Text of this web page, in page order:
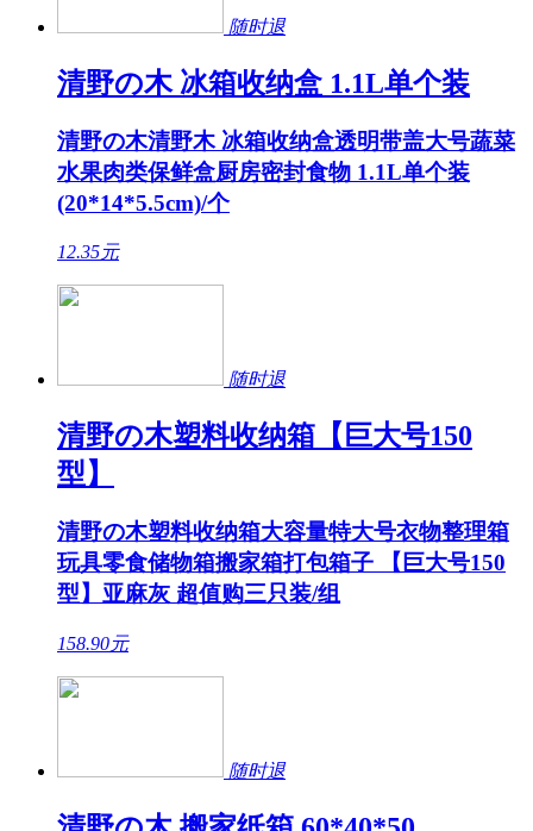
随时退
清野の木 冰箱收纳盒 1.1L单个装
清野の木清野木 冰箱收纳盒透明带盖大号蔬菜
水果肉类保鲜盒厨房密封食物 1.1L单个装
(20*14*5.5cm)/个
12.35元
随时退
清野の木塑料收纳箱【巨大号150
型】
清野の木塑料收纳箱大容量特大号衣物整理箱
玩具零食储物箱搬家箱打包箱子 【巨大号150
型】亚麻灰 超值购三只装/组
158.90元
随时退